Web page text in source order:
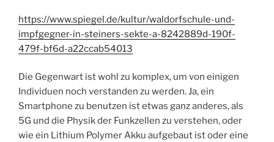
https://www.spiegel.de/kultur/waldorfschule-und-
impfgegner-in-steiners-sekte-a-8242889d-190f-
479f-bf6d-a22ccab54013
Die Gegenwart ist wohl zu komplex, um von einigen
Individuen noch verstanden zu werden. Ja, ein
Smartphone zu benutzen ist etwas ganz anderes, als
5G und die Physik der Funkzellen zu verstehen, oder
wie ein Lithium Polymer Akku aufgebaut ist oder eine